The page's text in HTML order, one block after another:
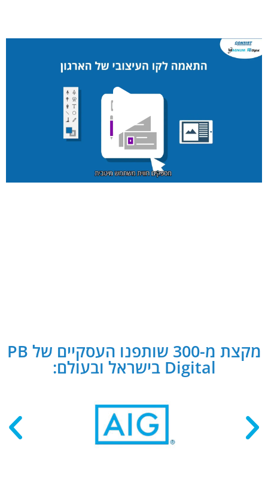
מקצת מ-300 שותפנו העסקיים של PB
Digital בישראל ובעולם: